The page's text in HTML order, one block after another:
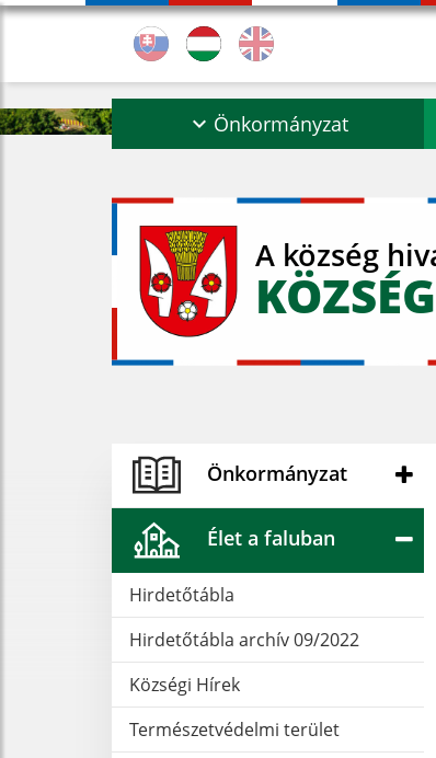
Önkormányzat
A község
Önkormányzat
Élet a faluban
Hirdetőtábla
Hirdetőtábla archív 09/2022
Községi Hírek
Természetvédelmi terület